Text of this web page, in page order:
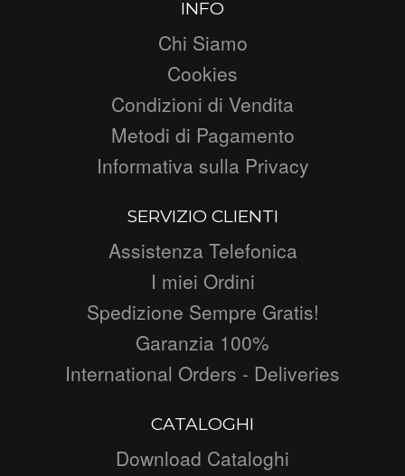
INFO
Chi Siamo
Cookies
Condizioni di Vendita
Metodi di Pagamento
Informativa sulla Privacy
SERVIZIO CLIENTI
Assistenza Telefonica
I miei Ordini
Spedizione Sempre Gratis!
Garanzia 100%
International Orders - Deliveries
CATALOGHI
Download Cataloghi